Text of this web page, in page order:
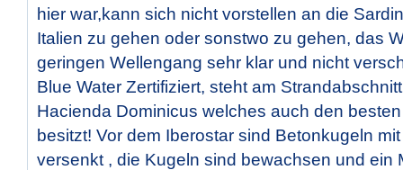
hier war,kann sich nicht vorstellen an die
Italien zu gehen oder sonstwo zu gehen, das
geringen Wellengang sehr klar und nicht
Blue Water Zertifiziert, steht am
Hacienda Dominicus welches auch den
besitzt! Vor dem Iberostar sind Betonkugeln
versenkt , die Kugeln sind bewachsen und ein